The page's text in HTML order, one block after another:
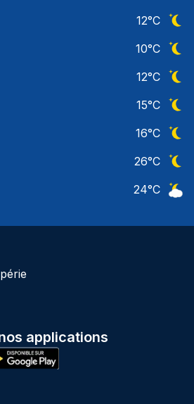
12°C
10°C
12°C
15°C
16°C
26°C
24°C
applications